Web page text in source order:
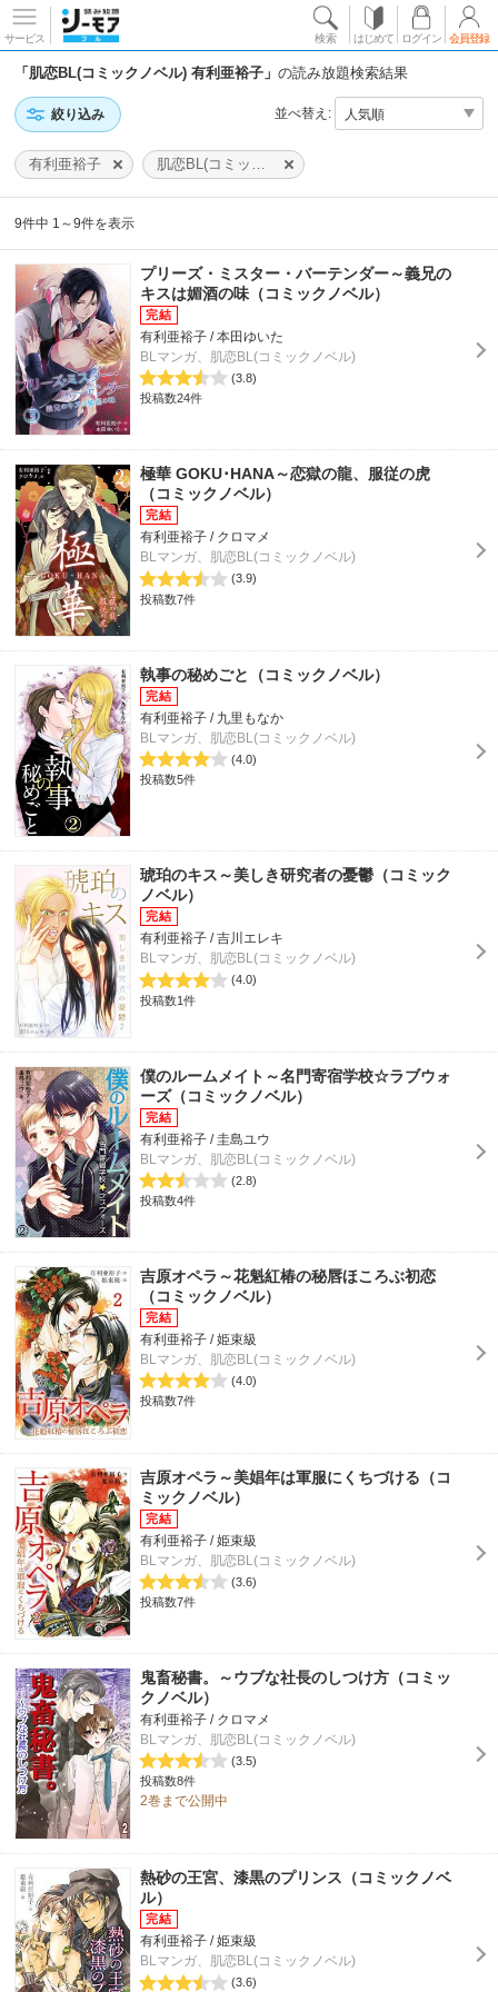
サービス 検索 はじめて ログイン 会員登録
「肌恋BL(コミックノベル) 有利亜裕子」の読み放題検索結果
絞り込み 並べ替え:
有利亜裕子 肌恋BL(コミックノベル)
9件中 1～9件を表示
プリーズ・ミスター・バーテンダー～義兄の
キスは媚酒の味（コミックノベル）
有利亜裕子 / 本田ゆいた
BLマンガ、肌恋BL(コミックノベル)
(3.8)
投稿数24件
極華 GOKU･HANA～恋獄の龍、服従の虎
（コミックノベル）
有利亜裕子 / クロマメ
BLマンガ、肌恋BL(コミックノベル)
(3.9)
投稿数7件
執事の秘めごと（コミックノベル）
有利亜裕子 / 九里もなか
BLマンガ、肌恋BL(コミックノベル)
(4.0)
投稿数5件
琥珀のキス～美しき研究者の憂鬱（コミック
ノベル）
有利亜裕子 / 吉川エレキ
BLマンガ、肌恋BL(コミックノベル)
(4.0)
投稿数1件
僕のルームメイト～名門寄宿学校☆ラブウォ
ーズ（コミックノベル）
有利亜裕子 / 圭島ユウ
BLマンガ、肌恋BL(コミックノベル)
(2.8)
投稿数4件
吉原オペラ～花魁紅椿の秘唇ほころぶ初恋
（コミックノベル）
有利亜裕子 / 姫束級
BLマンガ、肌恋BL(コミックノベル)
(4.0)
投稿数7件
吉原オペラ～美娼年は軍服にくちづける（コ
ミックノベル）
有利亜裕子 / 姫束級
BLマンガ、肌恋BL(コミックノベル)
(3.6)
投稿数7件
鬼畜秘書。～ウブな社長のしつけ方（コミッ
クノベル）
有利亜裕子 / クロマメ
BLマンガ、肌恋BL(コミックノベル)
(3.5)
投稿数8件
2巻まで公開中
熱砂の王宮、漆黒のプリンス（コミックノベ
ル）
有利亜裕子 / 姫束級
BLマンガ、肌恋BL(コミックノベル)
(3.6)